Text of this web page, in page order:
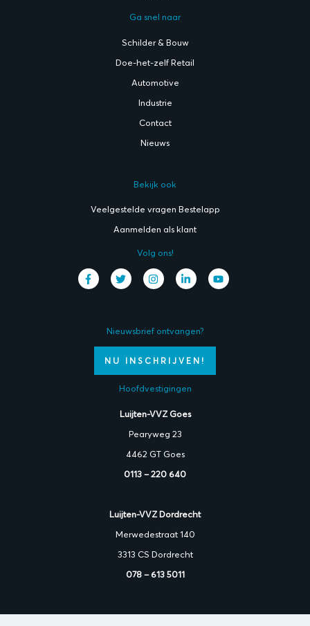
Ga snel naar
Schilder & Bouw
Doe-het-zelf Retail
Automotive
Industrie
Contact
Nieuws
Bekijk ook
Veelgestelde vragen Bestelapp
Aanmelden als klant
Volg ons!
Nieuwsbrief ontvangen?
NU INSCHRIJVEN!
Hoofdvestigingen
Luijten-VVZ Goes
Pearyweg 23
4462 GT Goes
0113 – 220 640
Luijten-VVZ Dordrecht
Merwedestraat 140
3313 CS Dordrecht
078 – 613 5011